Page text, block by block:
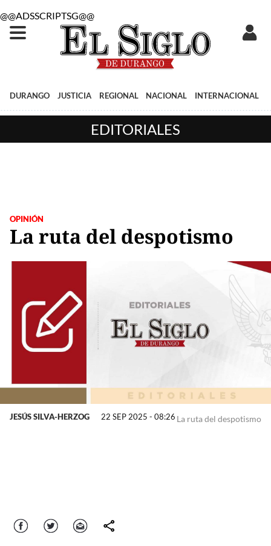
@@ADSSCRIPTSG@@
DURANGO JUSTICIA REGIONAL NACIONAL INTERNACIONAL
EDITORIALES
OPINIÓN
La ruta del despotismo
La ruta del despotismo
JESÚS SILVA-HERZOG 22 SEP 2025 - 08:26
Facebook Twitter Correo comparte